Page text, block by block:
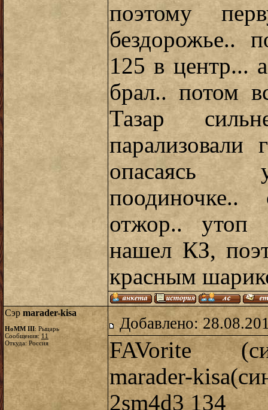
поэтому
бездорожье..
125 в центр...
брал.. потом
Тазар
опасаясь
отжор.. утоп
нашел КЗ,
красным
Сэр marader-kisa
HoMM III: Рыцарь
Сообщения: 11
Откуда: Россия
Добавлено:
FAVorite
marader-
2sm4d3 134